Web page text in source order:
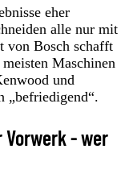
eher
alle nur mit
von Bosch schafft
Maschinen
und
„befriedigend“.
Vorwerk - wer